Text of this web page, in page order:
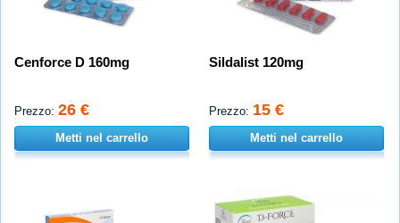
Cenforce D 160mg
Prezzo: 26 €
Metti nel carrello
Sildalist 120mg
Prezzo: 15 €
Metti nel carrello